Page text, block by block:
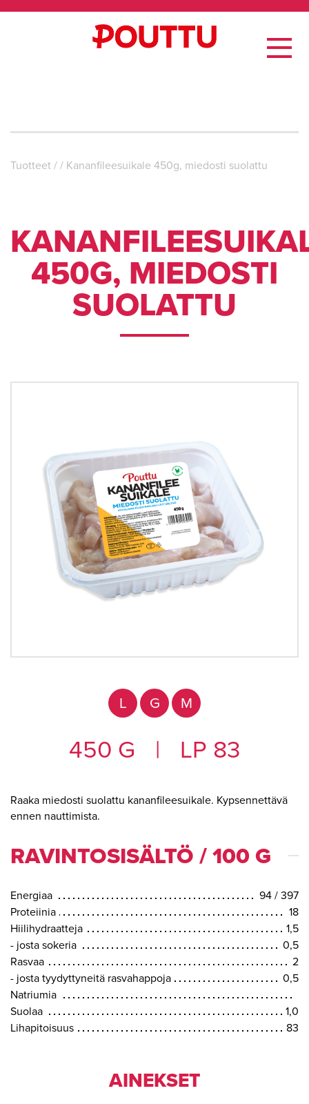
Tuotteet// Kananfileesuikale 450g, miedosti suolattu
450G, MIEDOSTI
SUOLATTU
L G M
450 G | LP 83
Raaka miedosti suolattu kananfileesuikale. Kypsennettävä
ennen nauttimista.
RAVINTOSISÄLTÖ / 100 G
Energiaa
94 / 397
Proteiinia
18
Hiilihydraatteja
1,5
- josta sokeria
0,5
Rasvaa
2
- josta tyydyttyneitä rasvahappoja
0,5
Natriumia
Suolaa
1,0
Lihapitoisuus
83
AINEKSET